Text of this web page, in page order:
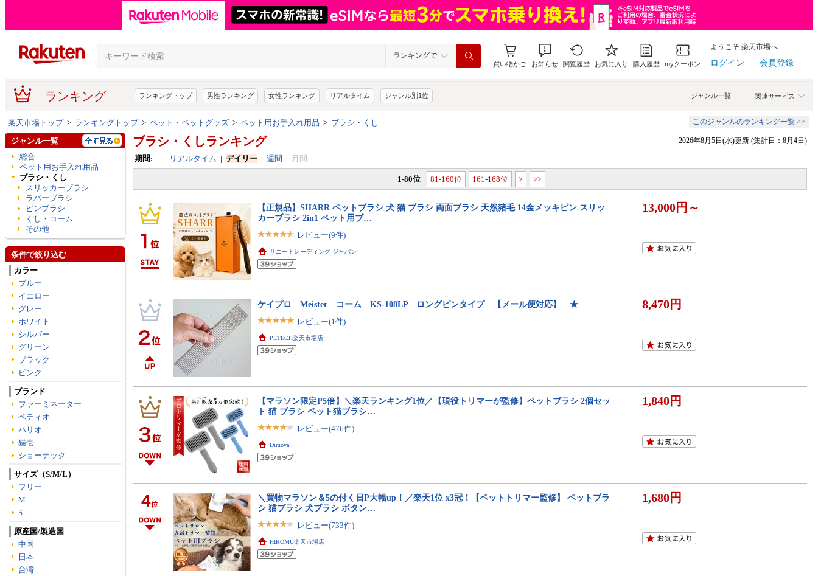
ランキングで
買い物かご お知らせ 閲覧履歴 お気に入り 購入履歴 myクーポン
ようこそ 楽天市場へ
ログイン 会員登録
ランキング 関連サービス
ジャンル一覧
ランキングトップ 男性ランキング 女性ランキング リアルタイム ジャンル別1位
楽天市場トップ> ランキングトップ> ペット・ペットグッズ > ペット用お手入れ用品 > ブラシ・くし このジャンルのランキング一覧 >>
ブラシ・くしランキング 2026年8月5日(水)更新 (集計日：8月4日)
期間: リアルタイム | デイリー| 週間 | 月間
1-80位 81-160位 161-168位 > >>
【正規品】SHARR ペットブラシ 犬 猫 ブラシ 両面ブラシ 天然猪毛 14金メッキピン スリッ
カーブラシ 2in1 ペット用ブ…
レビュー(9件)
サニートレーディング ジャパン
13,000円～
ケイプロ Meister コーム KS-108LP ロングピンタイプ 【メール便対応】 ★
レビュー(1件)
PETECH楽天市場店
8,470円
【マラソン限定P5倍】＼楽天ランキング1位／【現役トリマーが監修】ペットブラシ 2個セッ
ト 猫 ブラシ ペット猫ブラシ…
レビュー(476件)
Dimova
1,840円
4位
＼買物マラソン＆5の付く日P大幅up！／楽天1位 x3冠！【ペットトリマー監修】 ペットブラ
シ 猫ブラシ 犬ブラシ ボタン…
レビュー(733件)
HIROMU楽天市場店
1,680円
ジャンル一覧
総合
ペット用お手入れ用品
ブラシ・くし
スリッカーブラシ
ラバーブラシ
ピンブラシ
くし・コーム
その他
条件で絞り込む
カラー
ブルー
イエロー
グレー
ホワイト
シルバー
グリーン
ブラック
ピンク
ブランド
ファーミネーター
ペティオ
ハリオ
猫壱
ショーテック
サイズ（S/M/L）
フリー
M
S
原産国/製造国
中国
日本
台湾